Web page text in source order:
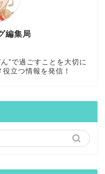
編集局
”で過ごすことを大切に
立つ情報を発信！